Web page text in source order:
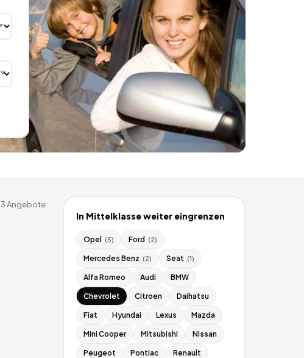
3Angebote
In Mittelklasseweiter eingrenzen
Opel (5) Ford (2)
Mercedes Benz (2) Seat (1)
Alfa Romeo Audi BMW
Chevrolet Citroen Daihatsu
Fiat Hyundai Lexus Mazda
Mini Cooper Mitsubishi Nissan
Peugeot Pontiac Renault